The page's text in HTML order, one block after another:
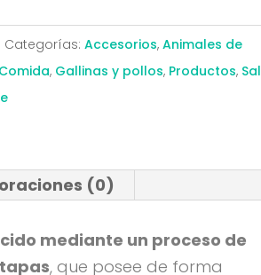
Categorías:Accesorios,Animales de
Comida, Gallinas y pollos, Productos,
(0)
mediante un proceso de
, que posee de forma